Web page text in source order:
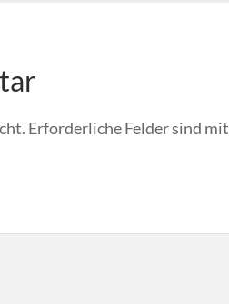
Erforderliche Felder sind mit